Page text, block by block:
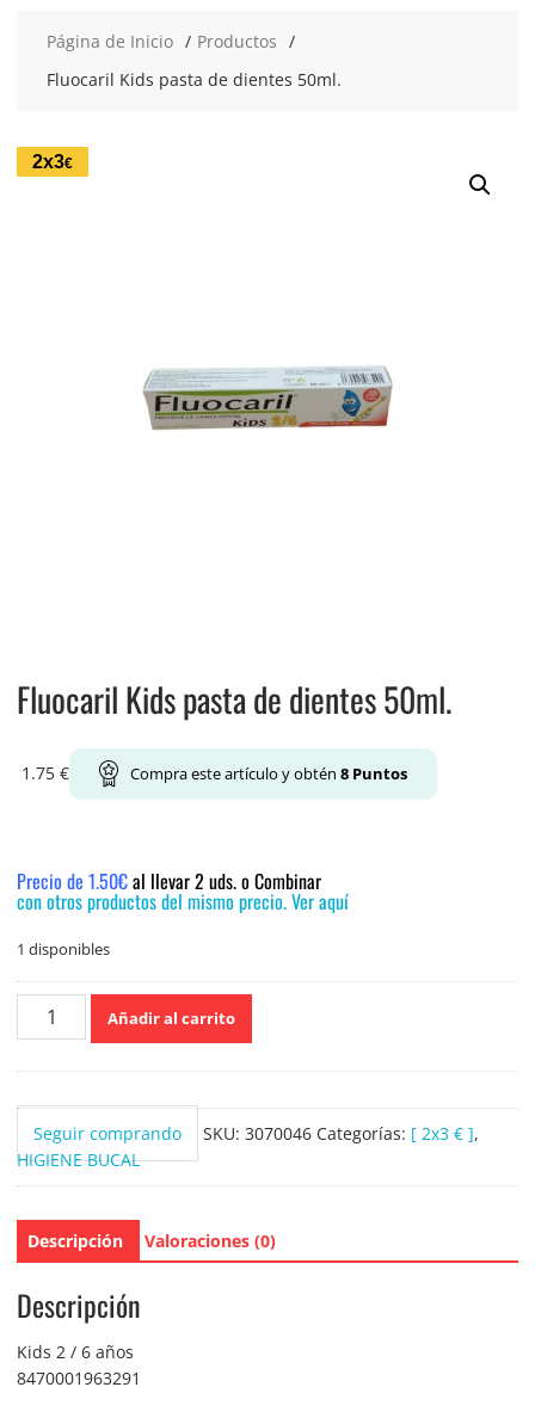
Página de Inicio
Productos
Fluocaril Kids pasta de dientes 50ml.
2x3€
Fluocaril Kids pasta de dientes 50ml.
1.75 € Compra este artículo y obtén 8Puntos
Precio de 1.50€al llevar 2 uds. o Combinar
con otros productos del mismo precio. Ver aquí
1 disponibles
Fluocaril
dientes
50ml.
cantidad
Añadir al carrito
Seguir comprando SKU: 3070046 Categorías: [ 2x3 € ],
HIGIENE BUCAL
Descripción Valoraciones (0)
Descripción
Kids 2 / 6 años
8470001963291